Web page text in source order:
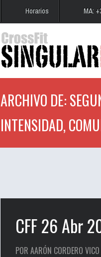
Horarios MA:
ARCHIVO DE:
INTENSIDAD,
CFF 26 Abr
POR AARÓN CORDERO